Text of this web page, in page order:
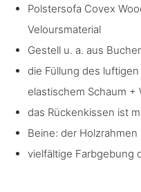
Polstersofa Covex
Veloursmaterial
Gestell u. a. aus
die Füllung des
elastischem Schaum +
das Rückenkissen ist
Beine: der
vielfältige Farbgebung